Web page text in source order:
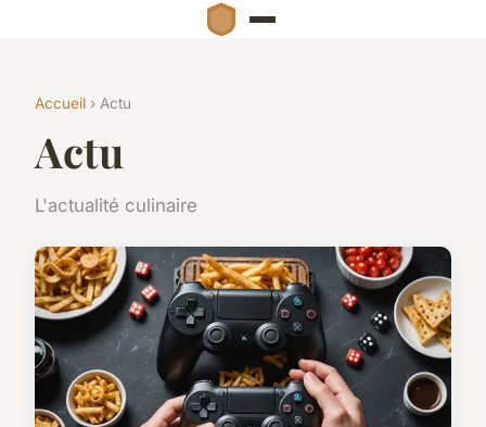
Accueil › Actu
Actu
L'actualité culinaire